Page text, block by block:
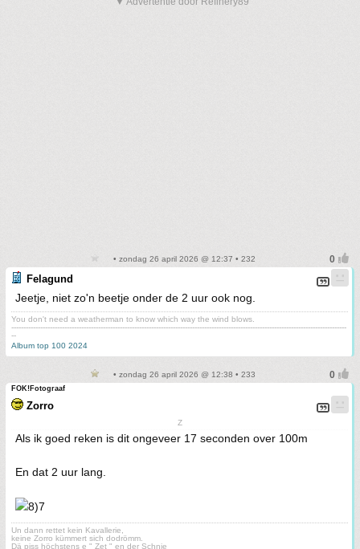
• zondag 26 april 2026 @ 12:37 • 232
Felagund
Jeetje, niet zo'n beetje onder de 2 uur ook nog.
You don't need a weatherman to know which way the wind blows.
-------------------------------------------------------------------------------------------------------------------------------------------
--
Album top 100 2024
• zondag 26 april 2026 @ 12:38 • 233
FOK!Fotograaf
Zorro
Z
Als ik goed reken is dit ongeveer 17 seconden over 100m
En dat 2 uur lang.
Un dann rettet kein Kavallerie,
keine Zorro kümmert sich dodrömm.
Dä piss höchstens e " Zet " en der Schnie